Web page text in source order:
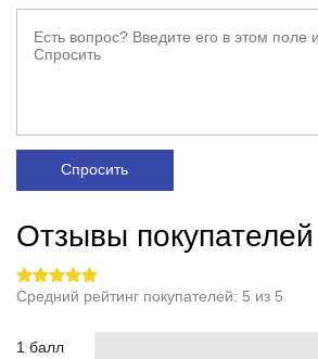
Спросить
Отзывы покупателей
Средний рейтинг покупателей: 5 из 5
1 балл